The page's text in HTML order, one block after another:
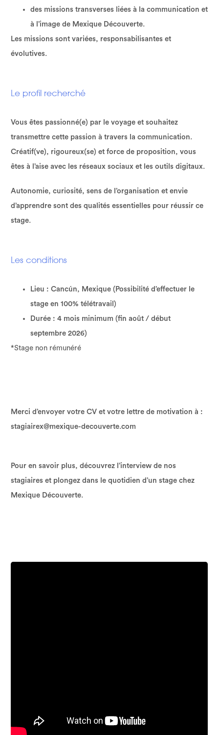
des missions transverses liées à la communication et
à l’image de Mexique Découverte.
Les missions sont variées, responsabilisantes et
évolutives.
Le profil recherché
Vous êtes passionné(e) par le voyage et souhaitez
transmettre cette passion à travers la communication.
Créatif(ve), rigoureux(se) et force de proposition, vous
êtes à l’aise avec les réseaux sociaux et les outils digitaux.
Autonomie, curiosité, sens de l’organisation et envie
d’apprendre sont des qualités essentielles pour réussir ce
stage.
Les conditions
Lieu : Cancún, Mexique (Possibilité d’effectuer le
stage en 100% télétravail)
Durée : 4 mois minimum (fin août / début
septembre 2026)
*Stage non rémunéré
Merci d’envoyer votre CV et votre lettre de motivation à :
stagiairex@mexique-decouverte.com
Pour en savoir plus, découvrez l’interview de nos
stagiaires et plongez dans le quotidien d’un stage chez
Mexique Découverte.